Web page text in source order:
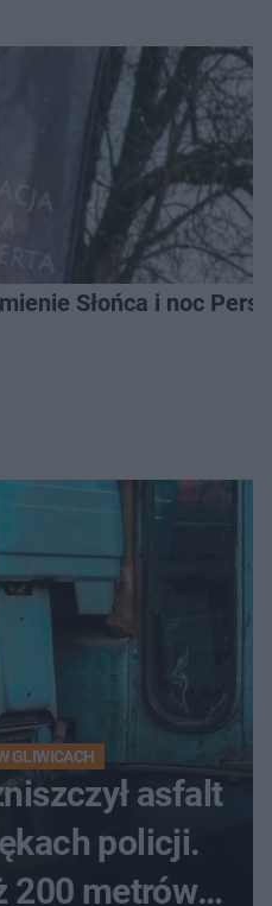
Słońca i noc
GLIWICACH
asfalt
policji.
200 metrów